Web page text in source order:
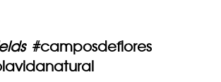
#camposdeflores